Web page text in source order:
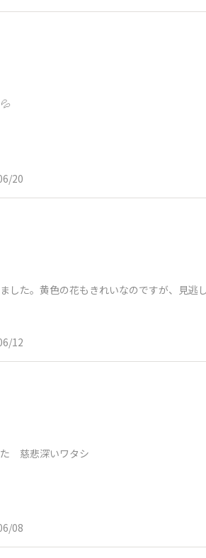
20
した。黄色の花もきれいなのですが、見
12
た 慈悲深いワタシ
08